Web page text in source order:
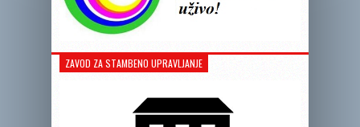
ZAVOD ZA STAMBENO UPRAVLJANJE